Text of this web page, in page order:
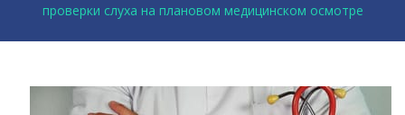
проверки слуха на плановом медицинском осмотре